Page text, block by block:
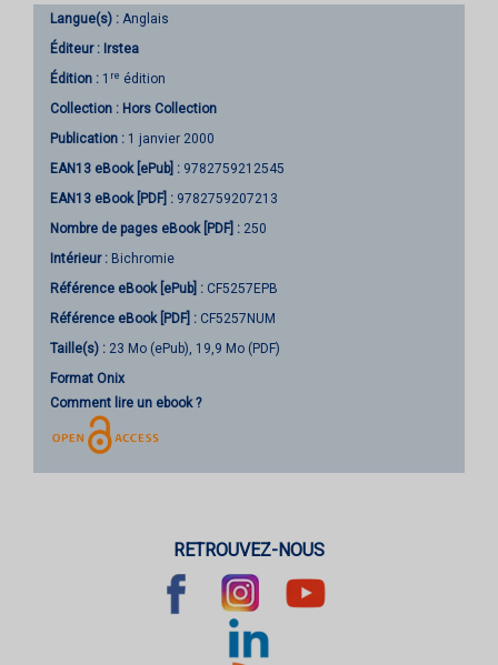
Langue(s) : Anglais
Éditeur : Irstea
Édition : 1 re édition
Collection : Hors Collection
Publication : 1 janvier 2000
EAN13 eBook [ePub] : 9782759212545
EAN13 eBook [PDF] : 9782759207213
Nombre de pages eBook [PDF] : 250
Intérieur : Bichromie
Référence eBook [ePub] : CF5257EPB
Référence eBook [PDF] : CF5257NUM
Taille(s) : 23 Mo (ePub), 19,9 Mo (PDF)
Format Onix
Comment lire un ebook ?
RETROUVEZ-NOUS